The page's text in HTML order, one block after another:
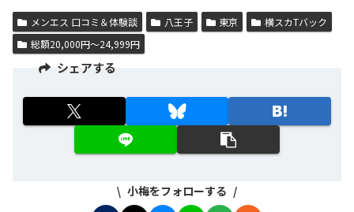
メンエス 口コミ＆体験談 八王子 東京
横スカTバック
総額20,000円～24,999円
シェアする
小梅をフォローする